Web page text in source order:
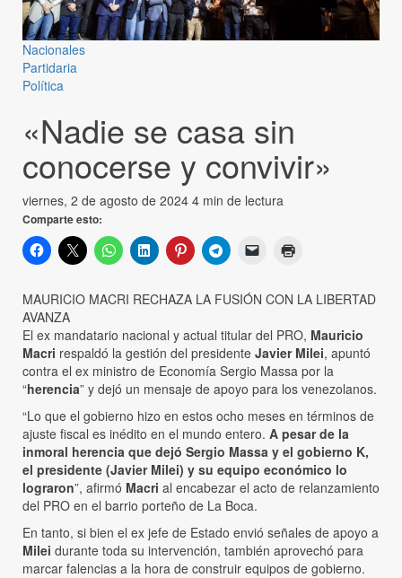
Nacionales
Partidaria
Política
«Nadie se casa sin
conocerse y convivir»
viernes, 2 de agosto de 2024 4 min de lectura
Comparte esto:
MAURICIO MACRI RECHAZA LA FUSIÓN CON LA LIBERTAD
AVANZA
El ex mandatario nacional y actual titular del PRO, Mauricio
Macri respaldó la gestión del presidente Javier Milei, apuntó
contra el ex ministro de Economía Sergio Massa por la
“herencia” y dejó un mensaje de apoyo para los venezolanos.
“Lo que el gobierno hizo en estos ocho meses en términos de
ajuste fiscal es inédito en el mundo entero. A pesar de la
inmoral herencia que dejó Sergio Massa y el gobierno K,
el presidente (Javier Milei) y su equipo económico lo
lograron”, afirmó Macri al encabezar el acto de relanzamiento
del PRO en el barrio porteño de La Boca.
En tanto, si bien el ex jefe de Estado envió señales de apoyo a
Milei durante toda su intervención, también aprovechó para
marcar falencias a la hora de construir equipos de gobierno.